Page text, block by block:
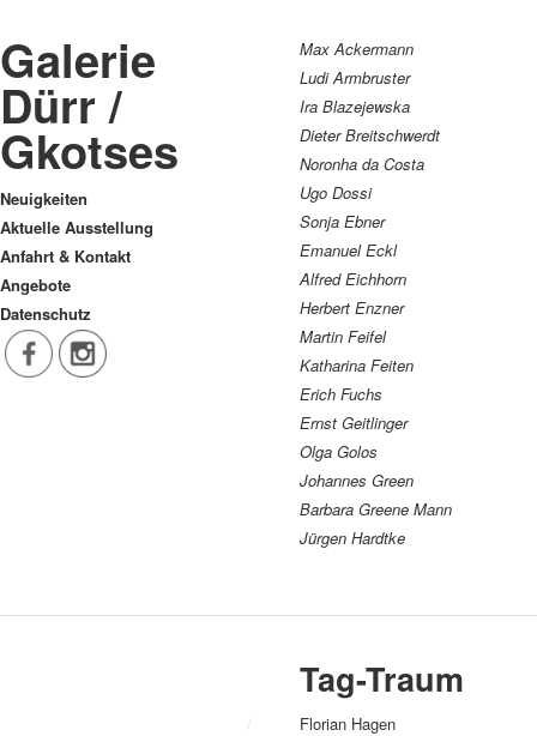
Galerie
Dürr /
Gkotses
Neuigkeiten
Aktuelle Ausstellung
Anfahrt & Kontakt
Angebote
Datenschutz
Max Ackermann
Ludi Armbruster
Ira Blazejewska
Dieter Breitschwerdt
Noronha da Costa
Ugo Dossi
Sonja Ebner
Emanuel Eckl
Alfred Eichhorn
Herbert Enzner
Martin Feifel
Katharina Feiten
Erich Fuchs
Ernst Geitlinger
Olga Golos
Johannes Green
Barbara Greene Mann
Jürgen Hardtke
Tag-Traum
/ Florian Hagen